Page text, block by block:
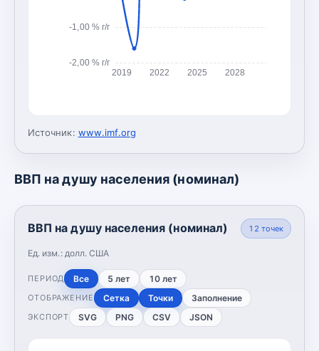
-2,00 % г/г
-1,00 % г/г
2019 2022 2025 2028
Источник: www.imf.org
ВВП на душу населения (номинал)
ВВП на душу населения (номинал)
Ед. изм.: долл. США
12 точек
ПЕРИОД Все 5 лет 10 лет
ОТОБРАЖЕНИЕ Сетка Точки Заполнение
ЭКСПОРТ SVG PNG CSV JSON